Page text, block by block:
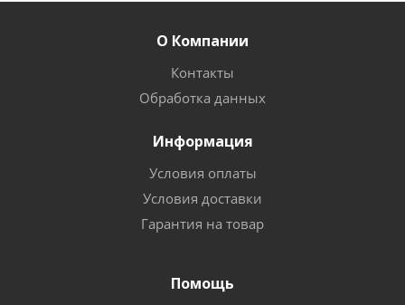
О Компании
Контакты
Обработка данных
Информация
Условия оплаты
Условия доставки
Гарантия на товар
Помощь